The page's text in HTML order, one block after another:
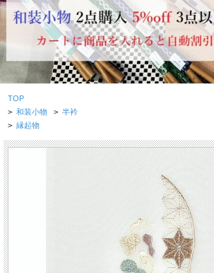
TOP
> 和装小物 > 半衿
> 縁起物